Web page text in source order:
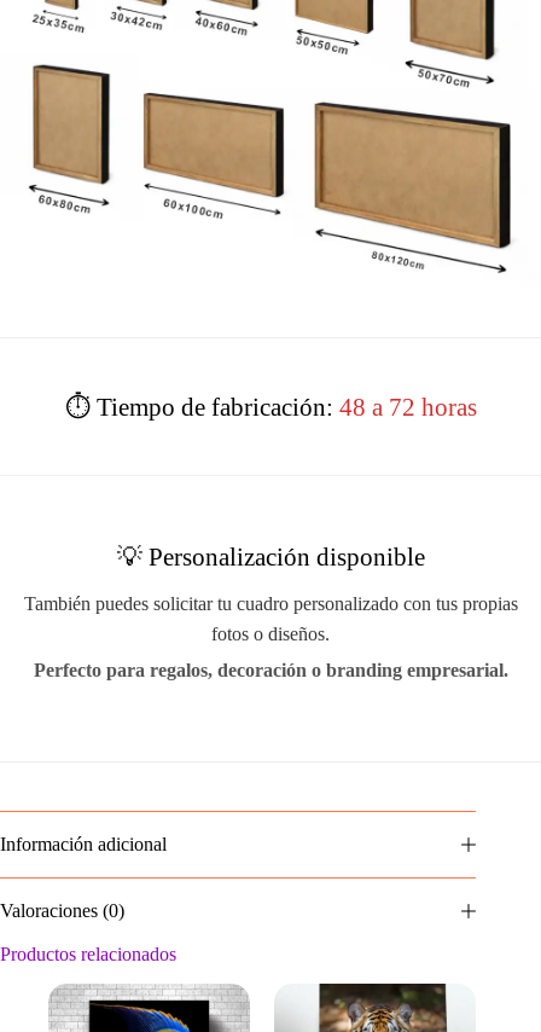
⏱️ Tiempo de fabricación: 48 a 72 horas
💡 Personalización disponible
También puedes solicitar tu cuadro personalizado con tus propias
fotos o diseños.
Perfecto para regalos, decoración o branding empresarial.
Información adicional
Valoraciones (0)
Productos relacionados